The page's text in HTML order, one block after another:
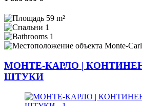
59 m²
1
1
Monte-
МОНТЕ-КАРЛО |
ШТУКИ